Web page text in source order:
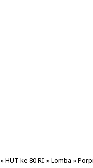
»HUT ke 80 RI »Lomba »Porpi